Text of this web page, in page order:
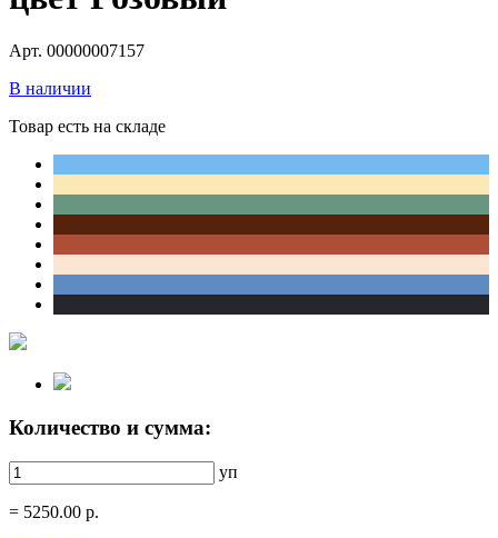
Арт. 00000007157
В наличии
Товар есть на складе
Количество и сумма:
уп
= 5250.00 р.